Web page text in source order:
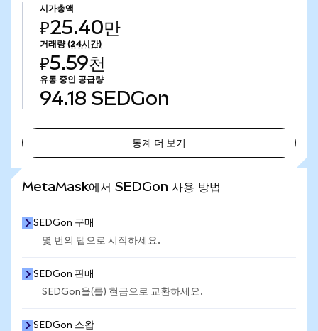
시가총액
₽25.40만
거래량 (24시간)
₽5.59천
유통 중인 공급량
94.18 SEDGon
통계 더 보기
MetaMask에서 SEDGon 사용 방법
SEDGon 구매
몇 번의 탭으로 시작하세요.
SEDGon 판매
SEDGon을(를) 현금으로 교환하세요.
SEDGon 스왑